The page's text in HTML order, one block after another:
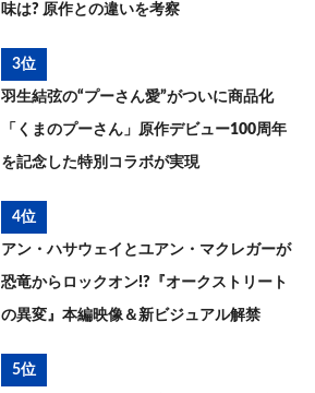
味は? 原作との違いを考察
3位
羽生結弦の“プーさん愛”がついに商品化
「くまのプーさん」原作デビュー100周年
を記念した特別コラボが実現
4位
アン・ハサウェイとユアン・マクレガーが
恐竜からロックオン!?『オークストリート
の異変』本編映像＆新ビジュアル解禁
5位